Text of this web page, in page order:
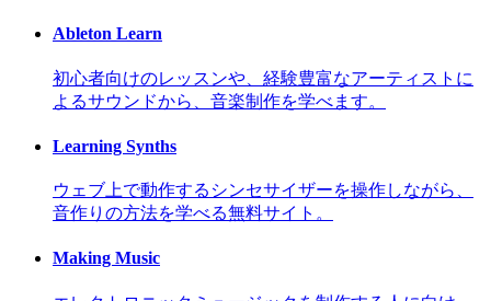
Ableton Learn
初心者向けのレッスンや、経験豊富なアーティストに
よるサウンドから、音楽制作を学べます。
Learning Synths
ウェブ上で動作するシンセサイザーを操作しながら、
音作りの方法を学べる無料サイト。
Making Music